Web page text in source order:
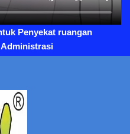
Penyekat ruangan